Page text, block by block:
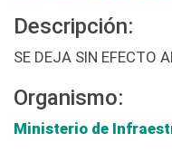
Descripción:
SE DEJA SIN EFECTO
Organismo:
Ministerio de